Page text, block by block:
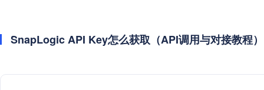
SnapLogic API Key怎么获取（API调用与对接教程）